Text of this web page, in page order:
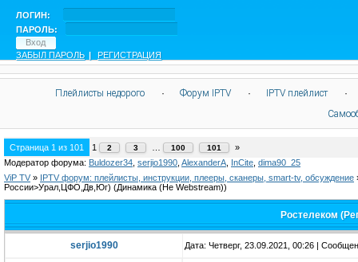
ЛОГИН:
ПАРОЛЬ:
ЗАБЫЛ ПАРОЛЬ | РЕГИСТРАЦИЯ
Плейлисты недорого · Форум IPTV · IPTV плейлист
·
Страница 1 из 101 1 2 3 100 101
»
Модератор форума: Buldozer34 serjio1990 AlexanderA InCite dima90_25
ViP TV » IPTV форум: плейлисты, инструкции, плееры, сканеры, smart-tv, обсуждение
России>Урал,ЦФО,Дв,Юг) (Динамика (Не Webstream))
Ростелеком
serjio1990 Дата: Четверг, 23.09.2021, 00:26 |